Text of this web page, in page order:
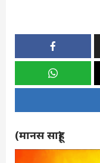
(मानस साहू)